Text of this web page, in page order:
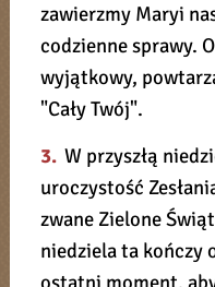
zawierzmy Maryi
codzienne sprawy.
wyjątkowy,
"Cały Twój".
3. W przyszłą
uroczystość
zwane Zielone
niedziela ta kończy